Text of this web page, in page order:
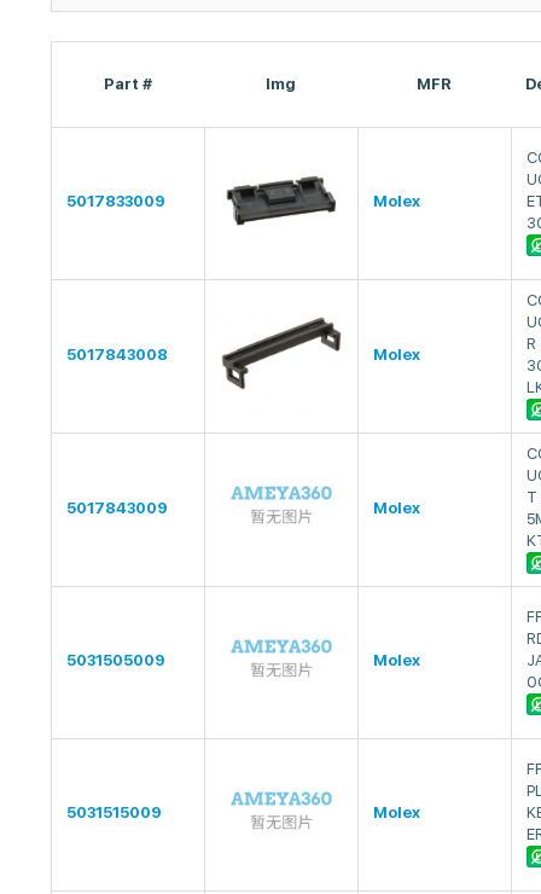
Part # Img MFR
5017833009 Molex
5017843008 Molex
R
5017843009 Molex
T
5031505009 Molex
5031515009 Molex